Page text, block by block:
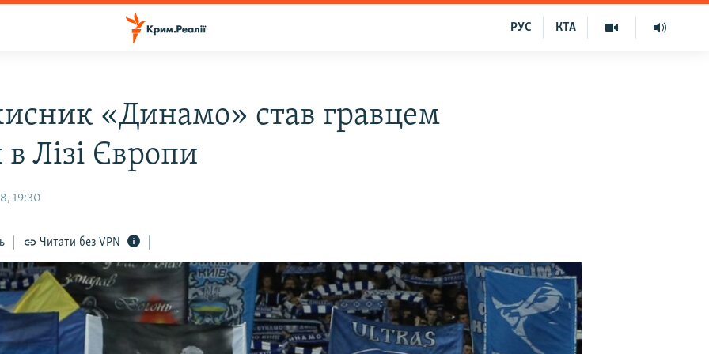
КТА
РУС
«Динамо» став гравцем
Лізі Європи
19:30
Читати без VPN